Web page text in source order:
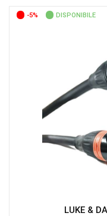
-5% DISPONIBILE
LUKE &